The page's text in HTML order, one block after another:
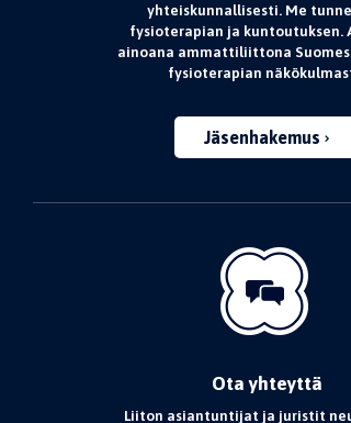
yhteiskunnallisesti. Me
fysioterapian ja kuntoutuksen.
ainoana ammattiliittona
fysioterapian
Jäsenhakemus
Ota yhteyttä
Liiton asiantuntijat ja juristit